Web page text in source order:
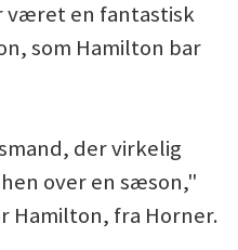
været en fantastisk
som Hamilton bar
der virkelig
over en sæson,"
Hamilton, fra Horner.